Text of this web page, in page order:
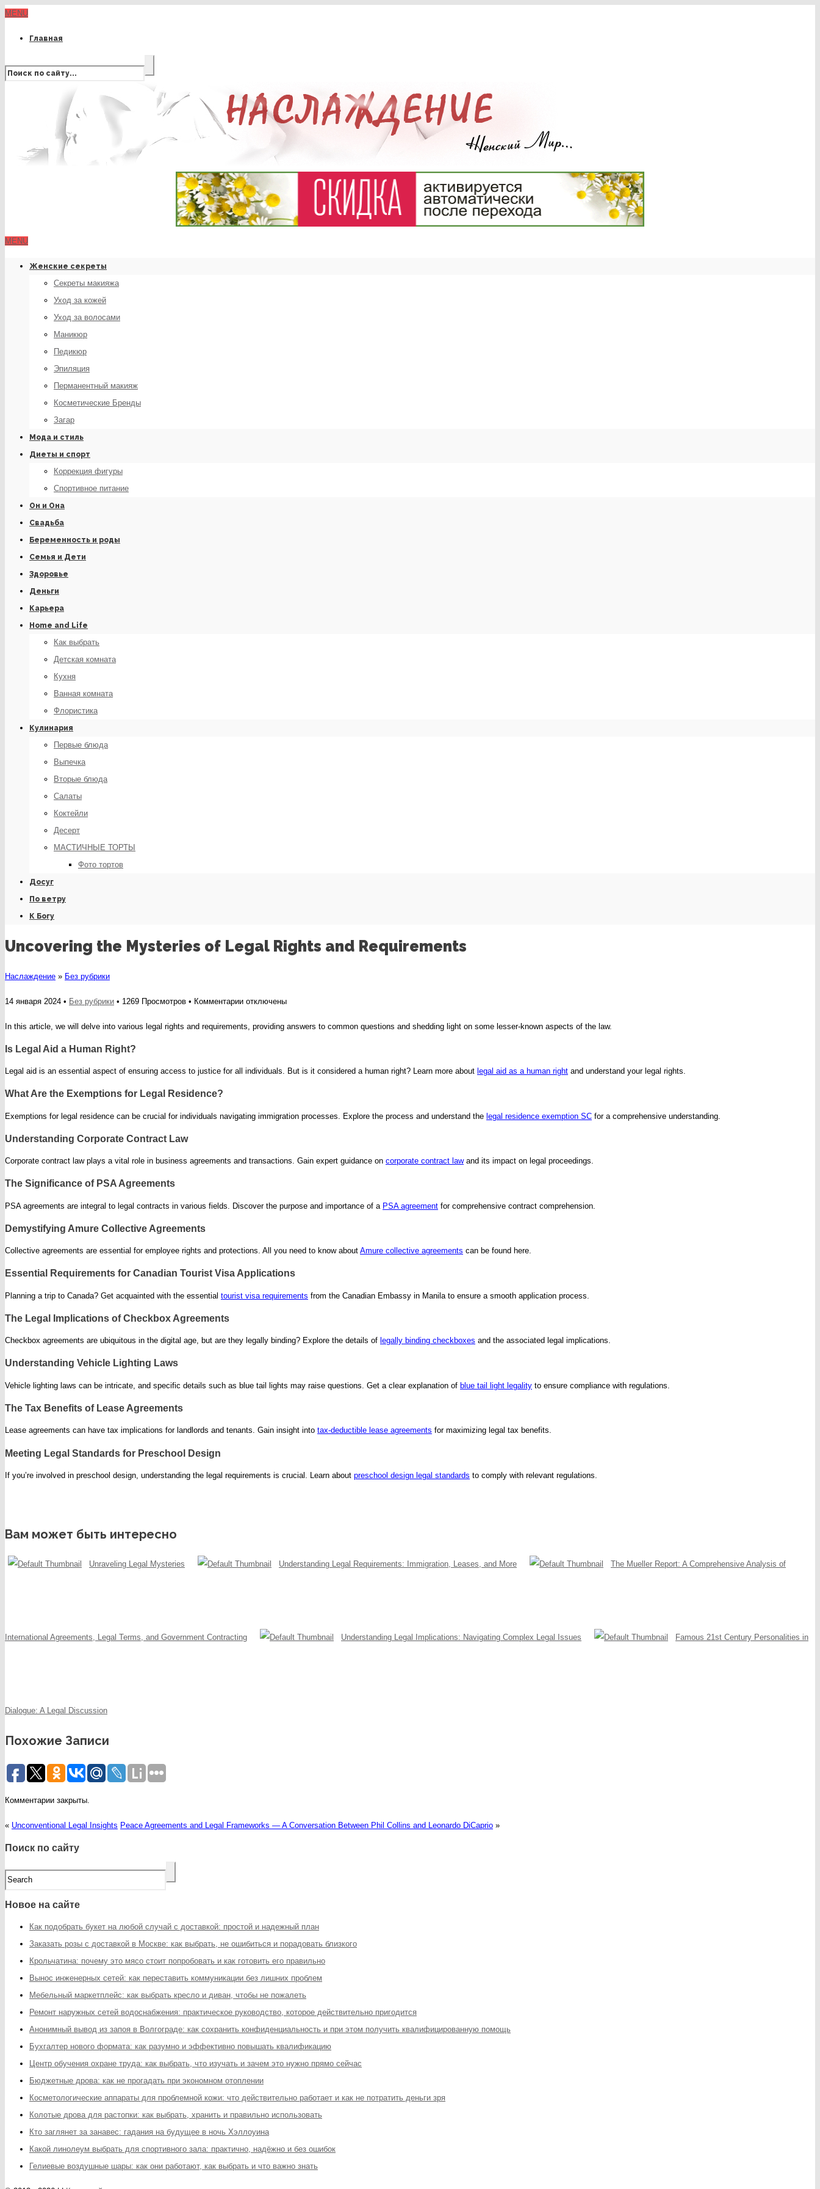
MENU
Главная
MENU
Женские секреты
Секреты макияжа
Уход за кожей
Уход за волосами
Маникюр
Педикюр
Эпиляция
Перманентный макияж
Косметические Бренды
Загар
Мода и стиль
Диеты и спорт
Коррекция фигуры
Спортивное питание
Он и Она
Свадьба
Беременность и роды
Семья и Дети
Здоровье
Деньги
Карьера
Home and Life
Как выбрать
Детская комната
Кухня
Ванная комната
Флористика
Кулинария
Первые блюда
Выпечка
Вторые блюда
Салаты
Коктейли
Десерт
МАСТИЧНЫЕ ТОРТЫ
Фото тортов
Досуг
По ветру
К Богу
Uncovering the Mysteries of Legal Rights and Requirements
Наслаждение » Без рубрики
14 января 2024 • Без рубрики • 1269 Просмотров • Комментариик
Mysteries
Rights
отключены
In this article, we will delve into various legal rights and requirements, providing answers to common questions and shedding light on some lesser-known aspects of the law.
Is Legal Aid a Human Right?
Legal aid is an essential aspect of ensuring access to justice for all individuals. But is it considered a human right? Learn more about legal aid as a human right and understand your legal rights.
What Are the Exemptions for Legal Residence?
Exemptions for legal residence can be crucial for individuals navigating immigration processes. Explore the process and understand the legal residence exemption SC for a comprehensive understanding.
Understanding Corporate Contract Law
Corporate contract law plays a vital role in business agreements and transactions. Gain expert guidance on corporate contract lawand its impact on legal proceedings.
The Significance of PSA Agreements
PSA agreements are integral to legal contracts in various fields. Discover the purpose and importance of a PSA agreement for comprehensive contract comprehension.
Demystifying Amure Collective Agreements
Collective agreements are essential for employee rights and protections. All you need to know about Amure collective agreements can be found here.
Essential Requirements for Canadian Tourist Visa Applications
Planning a trip to Canada? Get acquainted with the essential tourist visa requirements from the Canadian Embassy in Manila to ensure a smooth application process.
The Legal Implications of Checkbox Agreements
Checkbox agreements are ubiquitous in the digital age, but are they legally binding? Explore the details of legally binding checkboxes and the associated legal implications.
Understanding Vehicle Lighting Laws
Vehicle lighting laws can be intricate, and specific details such as blue tail lights may raise questions. Get a clear explanation of blue tail light legality to ensure compliance with regulations.
The Tax Benefits of Lease Agreements
Lease agreements can have tax implications for landlords and tenants. Gain insight into tax-deductible lease agreements for maximizing legal tax benefits.
Meeting Legal Standards for Preschool Design
If you’re involved in preschool design, understanding the legal requirements is crucial. Learn about preschool design legal standards to comply with relevant regulations.
Вам может быть интересно
Unraveling Legal Mysteries Understanding Legal Requirements: Immigration, Leases, and More The Mueller Report: A Comprehensive Analysis of
International Agreements, Legal Terms, and Government Contracting Understanding Legal Implications: Navigating Complex Legal Issues Famous 21st Century Personalities in
Dialogue: A Legal Discussion
Похожие Записи
Комментарии закрыты.
« Unconventional Legal Insights Peace Agreements and Legal Frameworks — A Conversation Between Phil Collins and Leonardo DiCaprio »
Поиск по сайту
Новое на сайте
Как подобрать букет на любой случай с доставкой: простой и надежный план
Заказать розы с доставкой в Москве: как выбрать, не ошибиться и порадовать близкого
Крольчатина: почему это мясо стоит попробовать и как готовить его правильно
Вынос инженерных сетей: как переставить коммуникации без лишних проблем
Мебельный маркетплейс: как выбрать кресло и диван, чтобы не пожалеть
Ремонт наружных сетей водоснабжения: практическое руководство, которое действительно пригодится
Анонимный вывод из запоя в Волгограде: как сохранить конфиденциальность и при этом получить квалифицированную помощь
Бухгалтер нового формата: как разумно и эффективно повышать квалификацию
Центр обучения охране труда: как выбрать, что изучать и зачем это нужно прямо сейчас
Бюджетные дрова: как не прогадать при экономном отоплении
Косметологические аппараты для проблемной кожи: что действительно работает и как не потратить деньги зря
Колотые дрова для растопки: как выбрать, хранить и правильно использовать
Кто заглянет за занавес: гадания на будущее в ночь Хэллоуина
Какой линолеум выбрать для спортивного зала: практично, надёжно и без ошибок
Гелиевые воздушные шары: как они работают, как выбрать и что важно знать